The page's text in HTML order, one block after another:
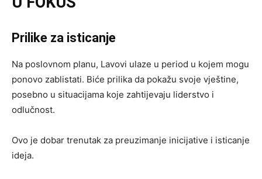
Prilike za isticanje
Na poslovnom planu, Lavovi ulaze u period u kojem mogu
ponovo zablistati. Biće prilika da pokažu svoje vještine,
posebno u situacijama koje zahtijevaju liderstvo i
odlučnost.
Ovo je dobar trenutak za preuzimanje inicijative i isticanje
ideja.